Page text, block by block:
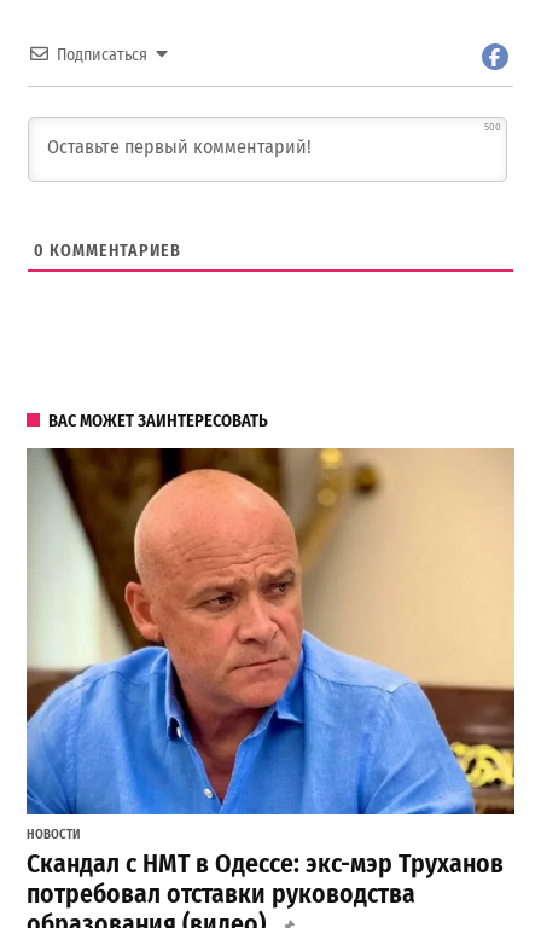
Подписаться
500
0 КОММЕНТАРИЕВ
ВАС МОЖЕТ ЗАИНТЕРЕСОВАТЬ
НОВОСТИ
Скандал с НМТ в Одессе: экс-мэр Труханов
потребовал отставки руководства